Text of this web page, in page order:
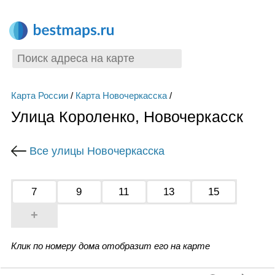
Карта России/ Карта Новочеркасска/
Улица Короленко, Новочеркасск
Все улицы Новочеркасска
7 9 11 13 15
+
Клик по номеру дома отобразит его на карте